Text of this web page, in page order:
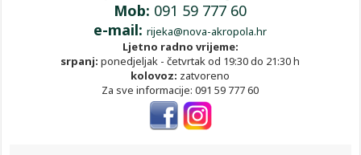
Mob: 091 59 777 60
e-mail: rijeka@nova-akropola.hr
Ljetno radno vrijeme:
srpanj: ponedjeljak - četvrtak od 19:30 do 21:30 h
kolovoz: zatvoreno
Za sve informacije: 091 59 777 60